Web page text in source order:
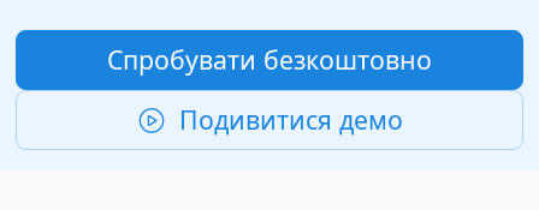
Спробувати безкоштовно
Подивитися демо